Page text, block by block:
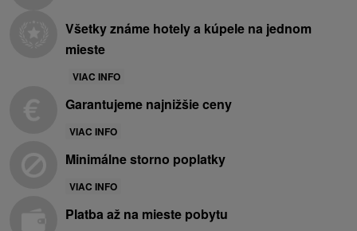
Všetky známe hotely a kúpele na jednom
mieste
VIAC INFO
Garantujeme najnižšie ceny
VIAC INFO
Minimálne storno poplatky
VIAC INFO
Platba až na mieste pobytu